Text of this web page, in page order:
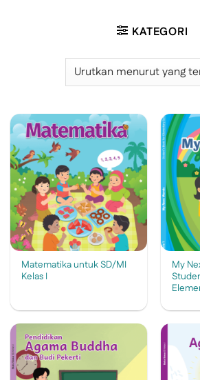
KATEGORI
Matematika untuk SD/MI
Kelas I
My